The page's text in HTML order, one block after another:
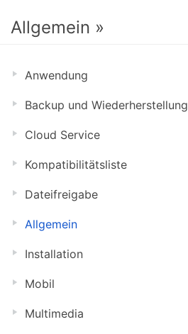
Allgemein »
Anwendung
Backup und Wiederherstellung
Cloud Service
Kompatibilitätsliste
Dateifreigabe
Allgemein
Installation
Mobil
Multimedia